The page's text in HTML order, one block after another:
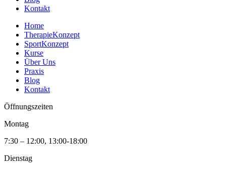
Kontakt
Home
TherapieKonzept
SportKonzept
Kurse
Über Uns
Praxis
Blog
Kontakt
Öffnungszeiten
Montag
7:30 – 12:00, 13:00-18:00
Dienstag